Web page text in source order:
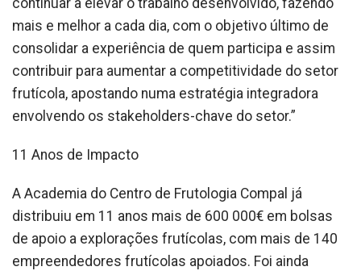
continuar a elevar o trabalho desenvolvido, fazendo
mais e melhor a cada dia, com o objetivo último de
consolidar a experiência de quem participa e assim
contribuir para aumentar a competitividade do setor
frutícola, apostando numa estratégia integradora
envolvendo os stakeholders-chave do setor.”
11 Anos de Impacto
A Academia do Centro de Frutologia Compal já
distribuiu em 11 anos mais de 600 000€ em bolsas
de apoio a explorações frutícolas, com mais de 140
empreendedores frutícolas apoiados. Foi ainda